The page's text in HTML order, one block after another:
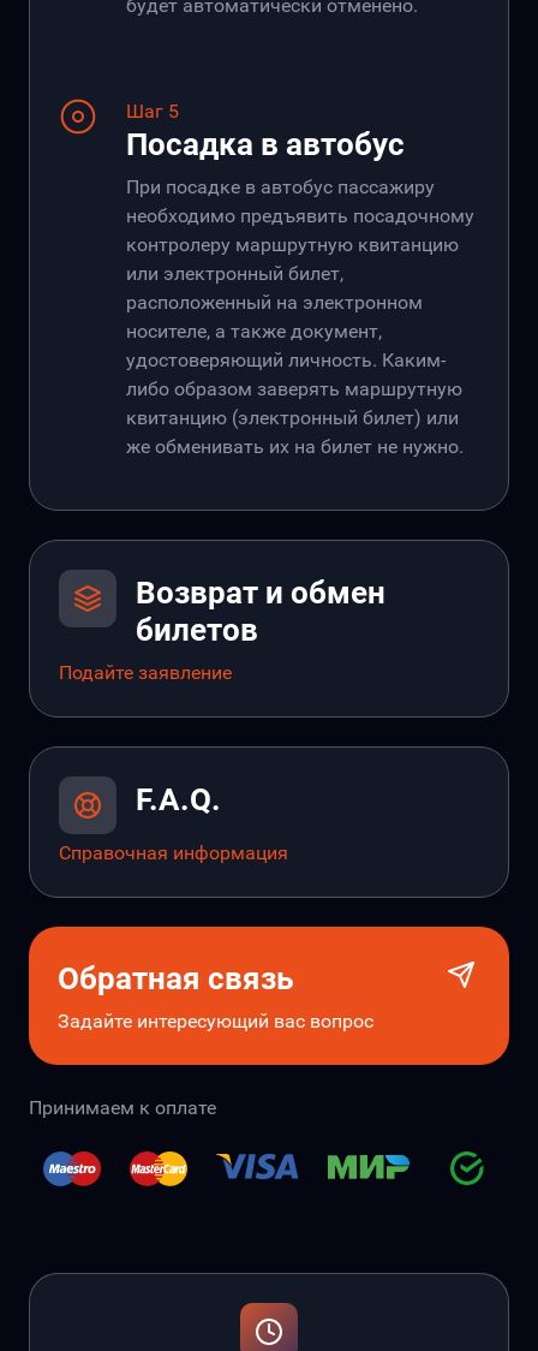
будет автоматически отменено.
Шаг 5
Посадка в автобус
При посадке в автобус пассажиру
необходимо предъявить посадочному
контролеру маршрутную квитанцию
или электронный билет,
расположенный на электронном
носителе, а также документ,
удостоверяющий личность. Каким-
либо образом заверять маршрутную
квитанцию (электронный билет) или
же обменивать их на билет не нужно.
Возврат и обмен
билетов
Подайте заявление
F.A.Q.
Справочная информация
Обратная связь
Задайте интересующий вас вопрос
Принимаем к оплате